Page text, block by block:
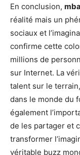
En conclusion,
réalité mais un
sociaux et
confirme cette
millions de
sur Internet. La
talent sur le
dans le monde du
également
de les partager et
transformer
véritable buzz